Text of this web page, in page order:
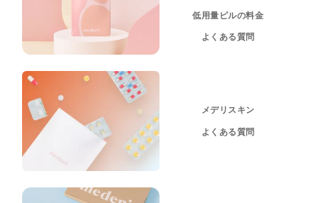
低用量ピルの料金
よくある質問
メデリスキン
よくある質問